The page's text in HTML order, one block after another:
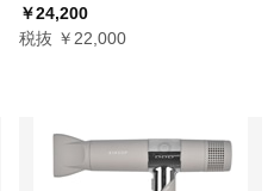
￥24,200
税抜 ￥22,000